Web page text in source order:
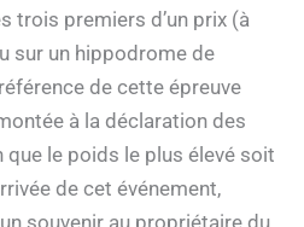
trois premiers d’un prix (à
sur un hippodrome de
de cette épreuve
à la déclaration des
le poids le plus élevé soit
de cet événement,